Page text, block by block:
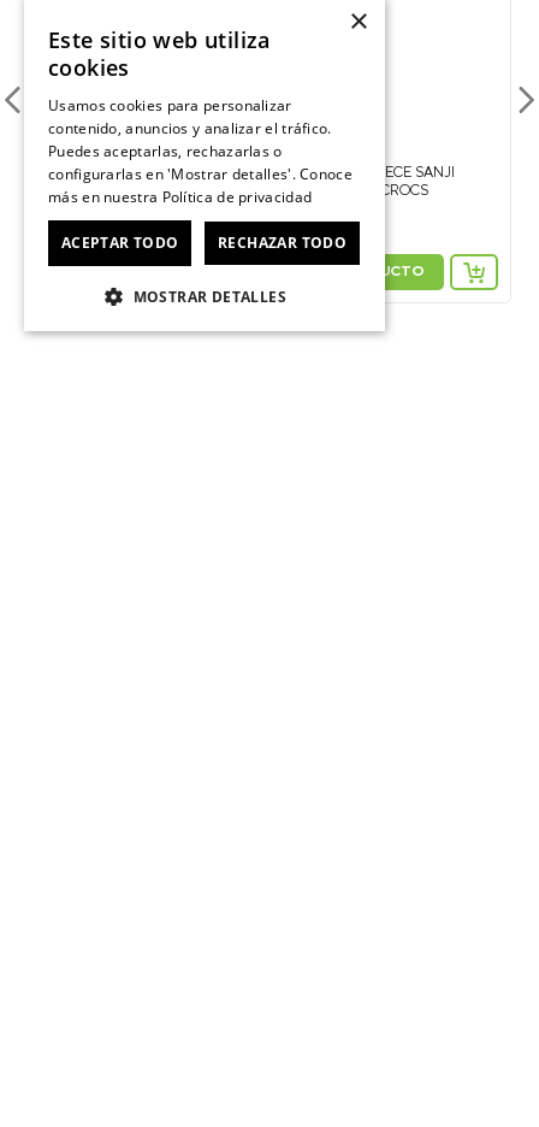
JIBBITZ BUZZ LIGHTYEAR TOY
STORY CROCS
$5990
VER PRODUCTO
JIBBITZ ONE PIECE SANJI
MULTICOLOR CROCS
$5990
VER PRODUCTO
×
Este sitio web utiliza
cookies
Usamos cookies para personalizar
contenido, anuncios y analizar el tráfico.
Puedes aceptarlas, rechazarlas o
configurarlas en 'Mostrar detalles'. Conoce
más en nuestra Política de privacidad
ACEPTAR TODO RECHAZAR TODO
MOSTRAR DETALLES